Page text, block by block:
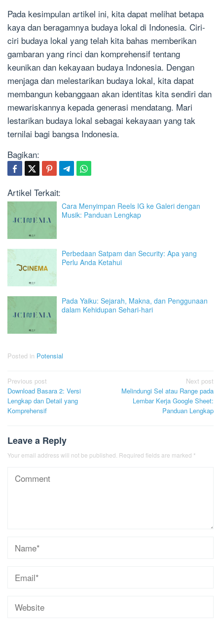
Pada kesimpulan artikel ini, kita dapat melihat betapa
kaya dan beragamnya budaya lokal di Indonesia. Ciri-
ciri budaya lokal yang telah kita bahas memberikan
gambaran yang rinci dan komprehensif tentang
keunikan dan kekayaan budaya Indonesia. Dengan
menjaga dan melestarikan budaya lokal, kita dapat
membangun kebanggaan akan identitas kita sendiri dan
mewariskannya kepada generasi mendatang. Mari
lestarikan budaya lokal sebagai kekayaan yang tak
ternilai bagi bangsa Indonesia.
Bagikan:
Artikel Terkait:
Cara Menyimpan Reels IG ke Galeri dengan
Musik: Panduan Lengkap
Perbedaan Satpam dan Security: Apa yang
Perlu Anda Ketahui
Pada Yaiku: Sejarah, Makna, dan Penggunaan
dalam Kehidupan Sehari-hari
Posted in Potensial
Post
navigation
Previous post
Download Basara 2: Versi
Lengkap dan Detail yang
Komprehensif
Next post
Melindungi Sel atau Range pada
Lembar Kerja Google Sheet:
Panduan Lengkap
Leave a Reply
Your email address will not be published. Required fields are marked *